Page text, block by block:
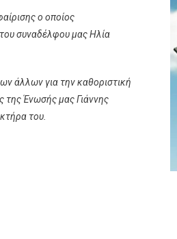
ο οποίος
συναδέλφου μας Ηλία
άλλων για την καθοριστική
της Ένωσής μας Γιάννης
του.